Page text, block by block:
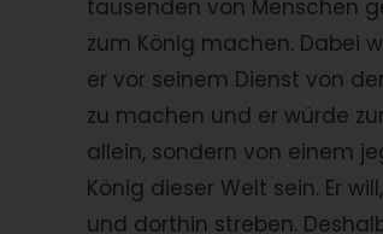
tausenden von Menschen
zum König machen. Dabei
er vor seinem Dienst von
zu machen und er würde
allein, sondern von einem
König dieser Welt sein. Er
und dorthin streben.